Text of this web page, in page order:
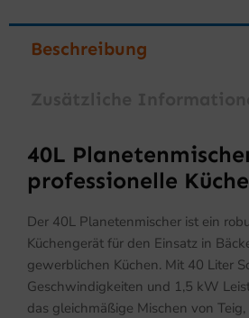
Beschreibung
40L
professionelle
Der 40L Planetenmischer ist ein
Küchengerät für den Einsatz in
gewerblichen Küchen. Mit 40 Liter
Geschwindigkeiten und 1,5 kW
das gleichmäßige Mischen von